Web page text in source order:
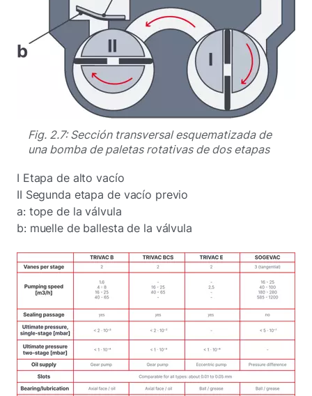
Fig. 2.7: Sección transversal esquematizada de
una bomba de paletas rotativas de dos etapas
I Etapa de alto vacío
II Segunda etapa de vacío previo
a: tope de la válvula
b: muelle de ballesta de la válvula